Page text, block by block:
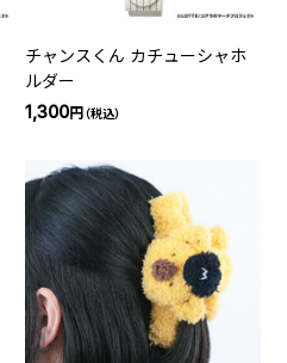
チャンスくん カチューシャホ
ルダー
1,300円（税込）